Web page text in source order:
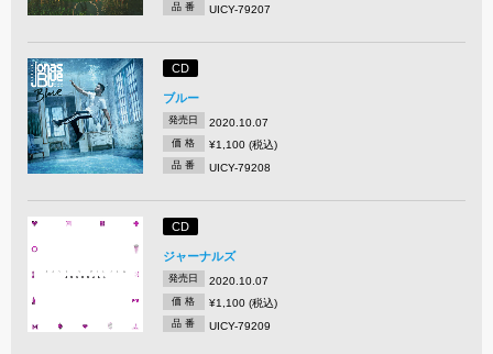
品 番 UICY-79207
CD
ブルー
発売日 2020.10.07
価 格 ¥1,100 (税込)
品 番 UICY-79208
CD
ジャーナルズ
発売日 2020.10.07
価 格 ¥1,100 (税込)
品 番 UICY-79209